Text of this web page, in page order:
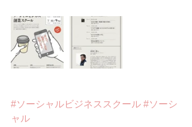
#ソーシャルビジネススクール #ソーシ
ャル